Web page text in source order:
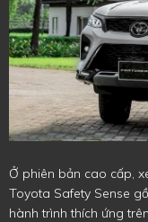
Ở phiên bản cao cấp,
Toyota Safety Sense
hành trình thích ứng